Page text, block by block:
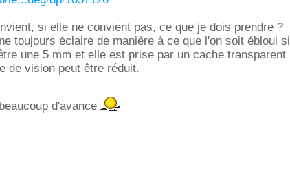
si elle ne convient pas, ce que je dois prendre ?
toujours éclaire de manière à ce que l'on soit ébloui si
une 5 mm et elle est prise par un cache transparent
de vision peut être réduit.
d'avance